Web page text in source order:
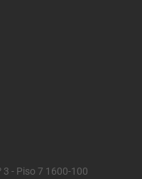
3 - Piso 7 1600-100